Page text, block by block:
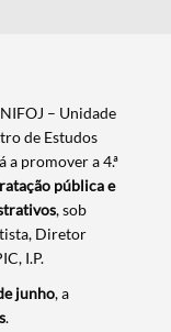
– Unidade
de Estudos
a promover a 4.ª
pública e
, sob
Diretor
I.P.
junho, a
.